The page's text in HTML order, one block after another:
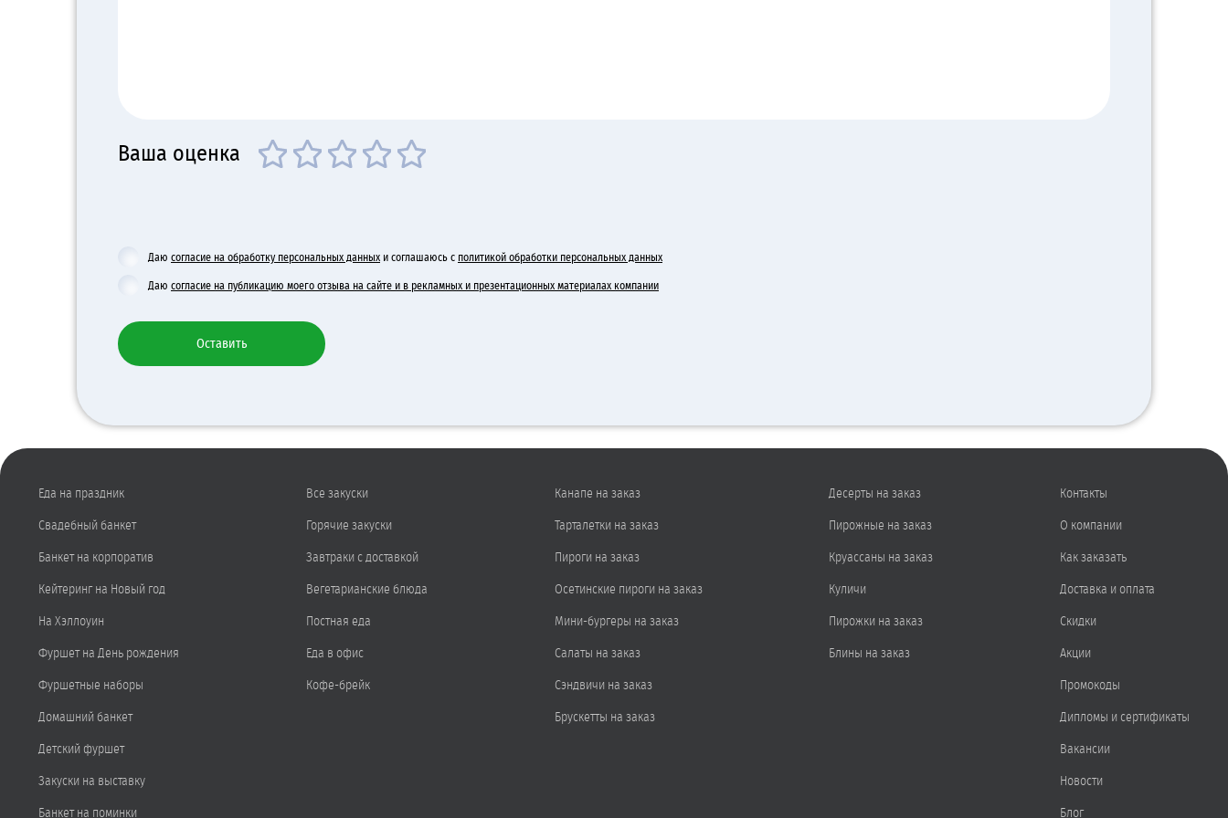
Ваша оценка
Даю согласие на обработку персональных данных и соглашаюсь с политикой обработки персональных данных
Даю согласие на публикацию моего отзыва на сайте и в рекламных и презентационных материалах компании
Оставить
Еда на праздник
Свадебный банкет
Банкет на корпоратив
Кейтеринг на Новый год
На Хэллоуин
Фуршет на День рождения
Фуршетные наборы
Домашний банкет
Детский фуршет
Закуски на выставку
Банкет на поминки
Все закуски
Горячие закуски
Завтраки с доставкой
Вегетарианские блюда
Постная еда
Еда в офис
Кофе-брейк
Канапе на заказ
Тарталетки на заказ
Пироги на заказ
Осетинские пироги на заказ
Мини-бургеры на заказ
Салаты на заказ
Сэндвичи на заказ
Брускетты на заказ
Десерты на заказ
Пирожные на заказ
Круассаны на заказ
Куличи
Пирожки на заказ
Блины на заказ
Контакты
О компании
Как заказать
Доставка и оплата
Скидки
Акции
Промокоды
Дипломы и сертификаты
Вакансии
Новости
Блог